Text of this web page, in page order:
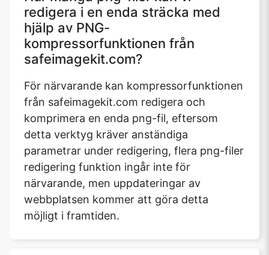
redigera i en enda sträcka med
hjälp av PNG-
kompressorfunktionen från
safeimagekit.com?
För närvarande kan kompressorfunktionen
från safeimagekit.com redigera och
komprimera en enda png-fil, eftersom
detta verktyg kräver anständiga
parametrar under redigering, flera png-filer
redigering funktion ingår inte för
närvarande, men uppdateringar av
webbplatsen kommer att göra detta
möjligt i framtiden.